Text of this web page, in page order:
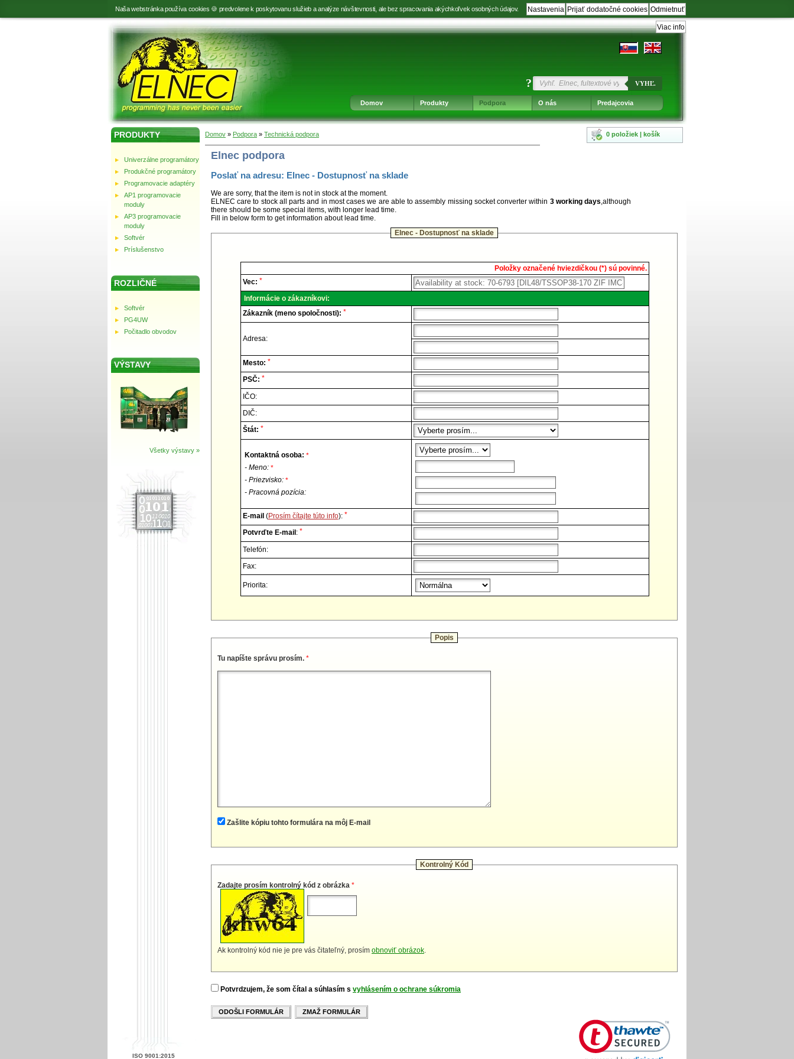
Naša webstránka používa cookies 🍪 predvolene k poskytovanu služieb a analýze návštevnosti, ale bez spracovania akýchkoľvek osobných údajov. Odmietnuť
Prijať dodatočné cookies
Nastavenia
Viac info
na
výber
jazyka
na
hlavnú
navigáciu
na
obsah
na
navigáciu
v
päte
? VYHĽ.
Domov Produkty Podpora O nás Predajcovia
0 položiek | košík
PRODUKTY
Univerzálne programátory
Produkčné programátory
Programovacie adaptéry
AP1 programovacie
moduly
AP3 programovacie
moduly
Softvér
Príslušenstvo
ROZLIČNÉ
Softvér
PG4UW
Počitadlo obvodov
VÝSTAVY
Všetky výstavy »
ISO 9001:2015
Domov » Podpora » Technická podpora
Elnec podpora
Poslať na adresu: Elnec - Dostupnosť na sklade
We are sorry, that the item is not in stock at the moment.
ELNEC care to stock all parts and in most cases we are able to assembly missing socket converter within 3 working days,although
there should be some special items, with longer lead time.
Fill in below form to get information about lead time.
Elnec - Dostupnosť na sklade
Elnec
Technická
podpora.
Položky označené hviezdičkou (*) sú povinné.
Vec: *
Informácie o zákazníkovi:
Zákazník (meno spoločnosti): *
Adresa:
Mesto: *
PSČ: *
IČO:
DIČ:
Štát: *
Kontaktná osoba: *
- Meno: *
- Priezvisko: *
- Pracovná pozícia:
E-mail (Prosím čítajte túto info): *
Potvrďte E-mail : *
Telefón:
Fax:
Priorita:
Popis
Tu napíšte správu prosím. *
Zašlite kópiu tohto formulára na môj E-mail
Kontrolný Kód
Zadajte prosím kontrolný kód z obrázka *
Ak kontrolný kód nie je pre vás čitateľný, prosím obnoviť obrázok.
Potvrdzujem, že som čítal a súhlasím s vyhlásením o ochrane súkromia
ODOŠLI FORMULÁR ZMAŽ FORMULÁR